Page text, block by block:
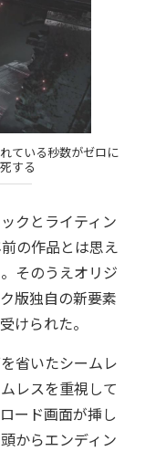
ている秒数がゼロに
する
クとライティン
の作品とは思え
そのうえオリジ
版独自の新要素
けられた。
省いたシームレ
レスを重視して
ード画面が挿し
からエンディン